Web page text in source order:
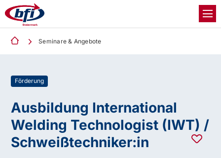
Seminare & Angebote
Förderung
Ausbildung International
Welding Technologist (IWT) /
Schweißtechniker:in